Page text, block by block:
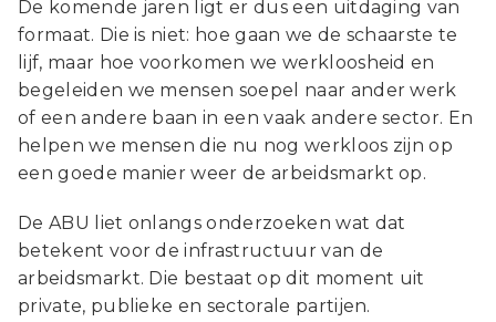
De komende jaren ligt er dus een uitdaging van
formaat. Die is niet: hoe gaan we de schaarste te
lijf, maar hoe voorkomen we werkloosheid en
begeleiden we mensen soepel naar ander werk
of een andere baan in een vaak andere sector. En
helpen we mensen die nu nog werkloos zijn op
een goede manier weer de arbeidsmarkt op.
De ABU liet onlangs onderzoeken wat dat
betekent voor de infrastructuur van de
arbeidsmarkt. Die bestaat op dit moment uit
private, publieke en sectorale partijen.